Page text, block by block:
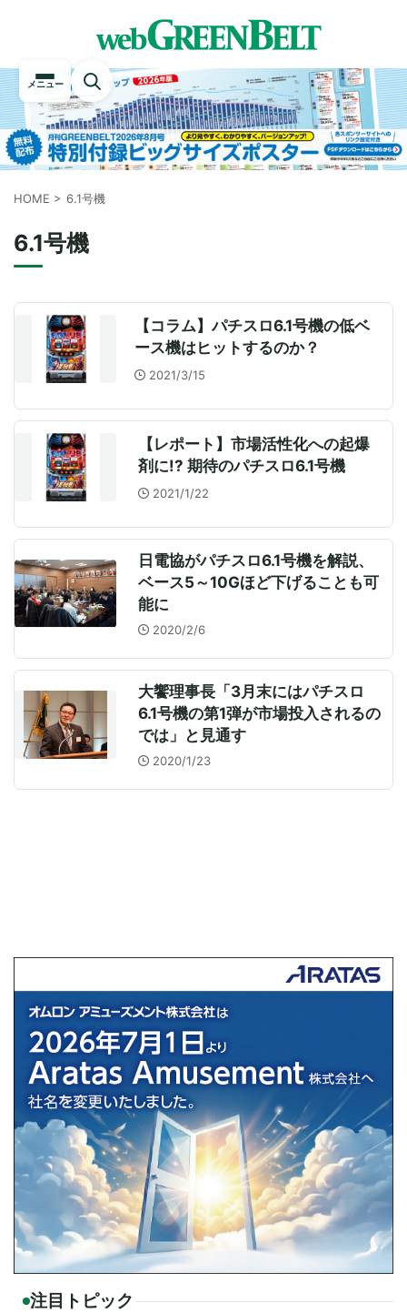
メニュー
HOME > 6.1号機
6.1号機
【コラム】パチスロ6.1号機の低ベ
ース機はヒットするのか？
2021/3/15
【レポート】市場活性化への起爆
剤に!? 期待のパチスロ6.1号機
2021/1/22
日電協がパチスロ6.1号機を解説、
ベース5～10Gほど下げることも可
能に
2020/2/6
大饗理事長「3月末にはパチスロ
6.1号機の第1弾が市場投入されるの
では」と見通す
2020/1/23
注目トピック